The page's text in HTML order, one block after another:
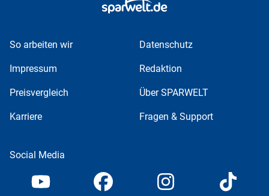
So arbeiten wir Datenschutz
Impressum Redaktion
Preisvergleich Über SPARWELT
Karriere Fragen & Support
Social Media